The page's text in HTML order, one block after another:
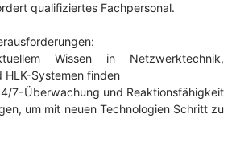
qualifiziertes Fachpersonal.
Wissen in Netzwerktechnik,
HLK-Systemen finden
7-Überwachung und Reaktionsfähigkeit
um mit neuen Technologien Schritt zu